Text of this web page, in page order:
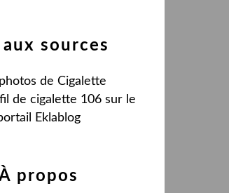
aux sources
de Cigalette
de cigalette 106 sur le
Eklablog
propos